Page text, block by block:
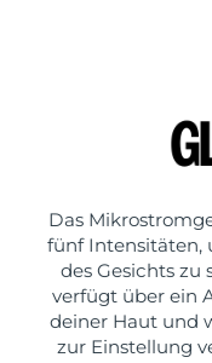
Das
fünf Intensitäten,
des Gesichts zu
verfügt über ein
deiner Haut und
zur Einstellung